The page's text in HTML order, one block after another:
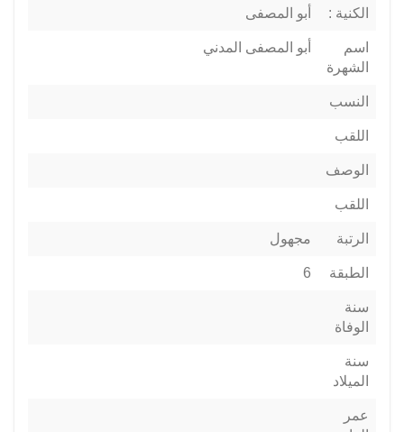
الكنية : أبو المصفى
اسم
الشهرة
أبو المصفى المدني
النسب
اللقب
الوصف
اللقب
الرتبة مجهول
الطبقة 6
سنة
الوفاة
سنة
الميلاد
عمر